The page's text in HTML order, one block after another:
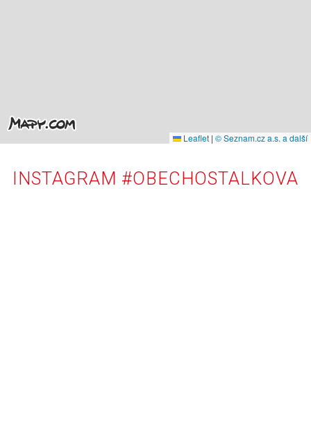
Leaflet | © Seznam.cz a.s. a další
INSTAGRAM #OBECHOSTALKOVA